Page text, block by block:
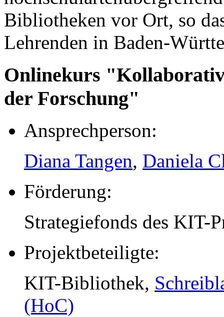
Bibliotheken vor Ort, so
Lehrenden in Baden-
Onlinekurs
der Forschung"
Ansprechperson:
Diana Tangen, Daniela
Förderung:
Strategiefonds des KIT-
Projektbeteiligte:
KIT-Bibliothek,
(HoC)